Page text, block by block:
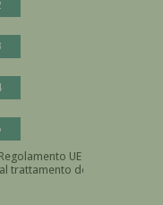
UE n.
Devi dare il consenso